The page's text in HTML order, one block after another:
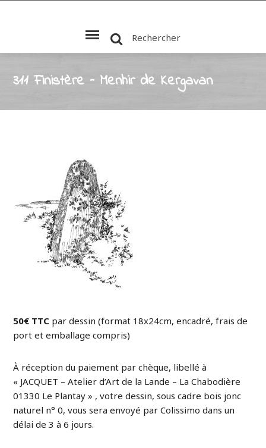
Rechercher
311 Finistère – Menhir de Kergavan
50€ TTC par dessin (format 18x24cm, encadré, frais de
port et emballage compris)
À réception du paiement par chèque, libellé à
« JACQUET – Atelier d’Art de la Lande – La Chabodière
01330 Le Plantay » , votre dessin, sous cadre bois jonc
naturel n° 0, vous sera envoyé par Colissimo dans un
délai de 3 à 6 jours.